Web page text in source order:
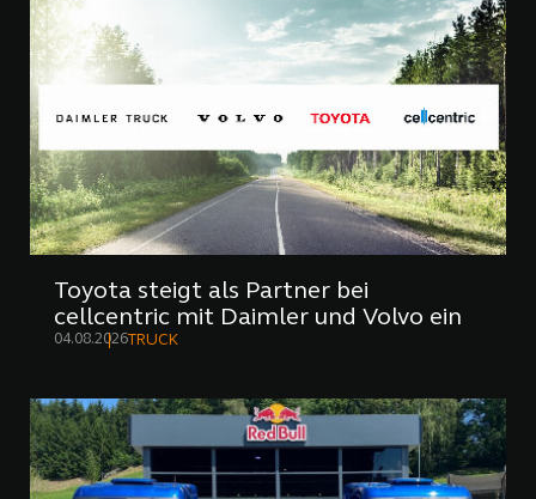
Toyota steigt als Partner bei
cellcentric mit Daimler und Volvo ein
04.08.2026TRUCK